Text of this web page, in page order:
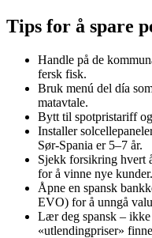
Tips for å spare
Handle på de
fersk fisk.
Bruk menú del día
matavtale.
Bytt til spotpristariff
Installer
Sør-Spania er 5–7 år.
Sjekk forsikring hvert
for å vinne nye kunder.
Åpne en spansk
EVO) for å unngå
Lær deg spansk –
«utlendingpriser»